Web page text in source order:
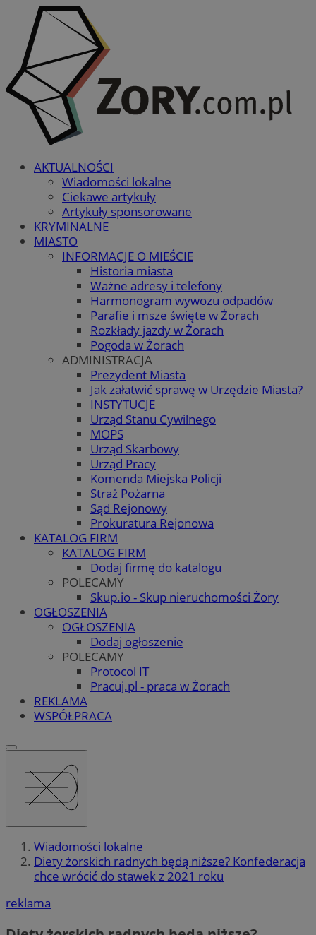
AKTUALNOŚCI
Wiadomości lokalne
Ciekawe artykuły
Artykuły sponsorowane
KRYMINALNE
MIASTO
INFORMACJE O MIEŚCIE
Historia miasta
Ważne adresy i telefony
Harmonogram wywozu odpadów
Parafie i msze święte w Żorach
Rozkłady jazdy w Żorach
Pogoda w Żorach
ADMINISTRACJA
Prezydent Miasta
Jak załatwić sprawę w Urzędzie Miasta?
INSTYTUCJE
Urząd Stanu Cywilnego
MOPS
Urząd Skarbowy
Urząd Pracy
Komenda Miejska Policji
Straż Pożarna
Sąd Rejonowy
Prokuratura Rejonowa
KATALOG FIRM
KATALOG FIRM
Dodaj firmę do katalogu
POLECAMY
Skup.io - Skup nieruchomości Żory
OGŁOSZENIA
OGŁOSZENIA
Dodaj ogłoszenie
POLECAMY
Protocol IT
Pracuj.pl - praca w Żorach
REKLAMA
WSPÓŁPRACA
Wiadomości lokalne
Diety żorskich radnych będą niższe? Konfederacja
chce wrócić do stawek z 2021 roku
reklama